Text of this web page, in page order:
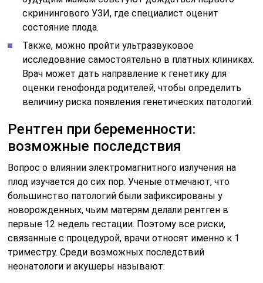
скринингового УЗИ, где специалист оценит
состояние плода.
Также, можно пройти ультразвуковое
исследование самостоятельно в платных клиниках.
Врач может дать направление к генетику для
оценки генофонда родителей, чтобы определить
величину риска появления генетических патологий.
Рентген при беременности:
возможные последствия
Вопрос о влиянии электромагнитного излучения на
плод изучается до сих пор. Ученые отмечают, что
большинство патологий были зафиксированы у
новорожденных, чьим матерям делали рентген в
первые 12 недель гестации. Поэтому все риски,
связанные с процедурой, врачи относят именно к 1
триместру. Среди возможных последствий
неонатологи и акушеры называют: